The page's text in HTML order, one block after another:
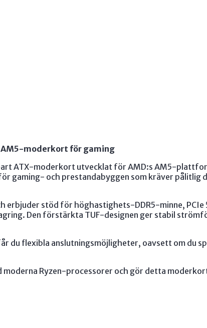
AM5-moderkort för gaming
ATX-moderkort utvecklat för AMD:s AM5-
gaming- och prestandabyggen som kräver pålitlig
stöd för höghastighets-DDR5-minne, PCIe
Den förstärkta TUF-designen ger stabil
du flexibla anslutningsmöjligheter, oavsett om du
Ryzen-processorer och gör detta